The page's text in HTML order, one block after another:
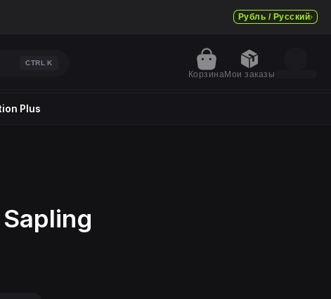
Рубль / Русский
CTRL K
КорзинаМои заказы
Plus